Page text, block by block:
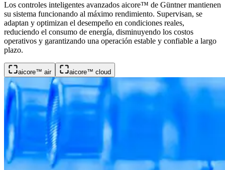
Los controles inteligentes avanzados aicore™ de Güntner mantienen
su sistema funcionando al máximo rendimiento. Supervisan, se
adaptan y optimizan el desempeño en condiciones reales,
reduciendo el consumo de energía, disminuyendo los costos
operativos y garantizando una operación estable y confiable a largo
plazo.
aicore™ air aicore™ cloud